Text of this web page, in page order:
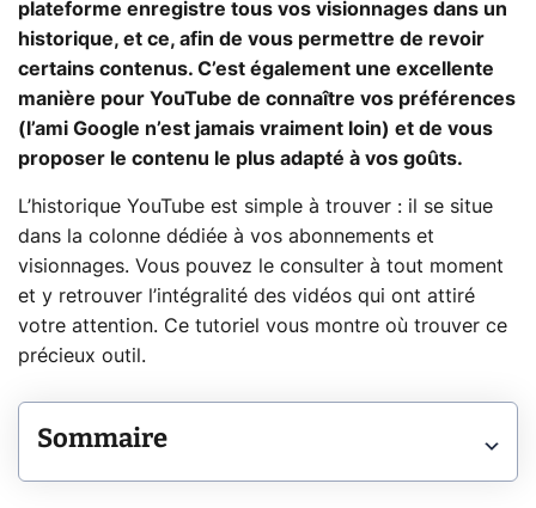
plateforme enregistre tous vos visionnages dans un
historique, et ce, afin de vous permettre de revoir
certains contenus. C’est également une excellente
manière pour YouTube de connaître vos préférences
(l’ami Google n’est jamais vraiment loin) et de vous
proposer le contenu le plus adapté à vos goûts.
L’historique YouTube est simple à trouver : il se situe
dans la colonne dédiée à vos abonnements et
visionnages. Vous pouvez le consulter à tout moment
et y retrouver l’intégralité des vidéos qui ont attiré
votre attention. Ce tutoriel vous montre où trouver ce
précieux outil.
Sommaire